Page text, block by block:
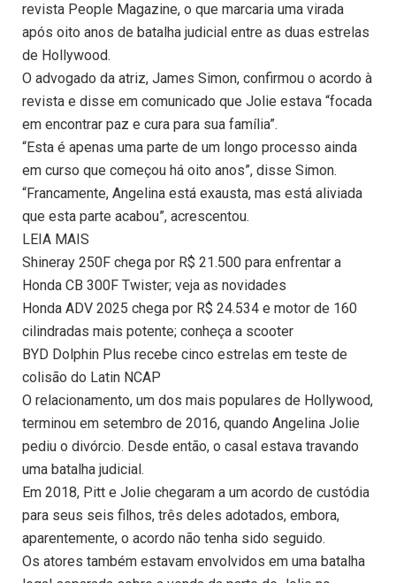
revista People Magazine, o que marcaria uma virada
após oito anos de batalha judicial entre as duas estrelas
de Hollywood.
O advogado da atriz, James Simon, confirmou o acordo à
revista e disse em comunicado que Jolie estava “focada
em encontrar paz e cura para sua família”.
“Esta é apenas uma parte de um longo processo ainda
em curso que começou há oito anos”, disse Simon.
“Francamente, Angelina está exausta, mas está aliviada
que esta parte acabou”, acrescentou.
LEIA MAIS
Shineray 250F chega por R$ 21.500 para enfrentar a
Honda CB 300F Twister; veja as novidades
Honda ADV 2025 chega por R$ 24.534 e motor de 160
cilindradas mais potente; conheça a scooter
BYD Dolphin Plus recebe cinco estrelas em teste de
colisão do Latin NCAP
O relacionamento, um dos mais populares de Hollywood,
terminou em setembro de 2016, quando Angelina Jolie
pediu o divórcio. Desde então, o casal estava travando
uma batalha judicial.
Em 2018, Pitt e Jolie chegaram a um acordo de custódia
para seus seis filhos, três deles adotados, embora,
aparentemente, o acordo não tenha sido seguido.
Os atores também estavam envolvidos em uma batalha